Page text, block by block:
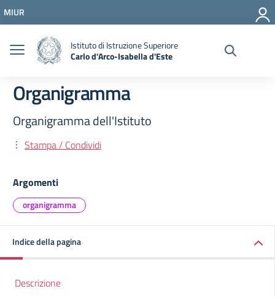
Vai al menu di navigazione
Vai al footer
MIUR
Istituto di Istruzione Superiore
Carlo d'Arco-Isabella d'Este
Organigramma
Organigramma dell'Istituto
Stampa / Condividi
Argomenti
organigramma
Indice della pagina
Descrizione